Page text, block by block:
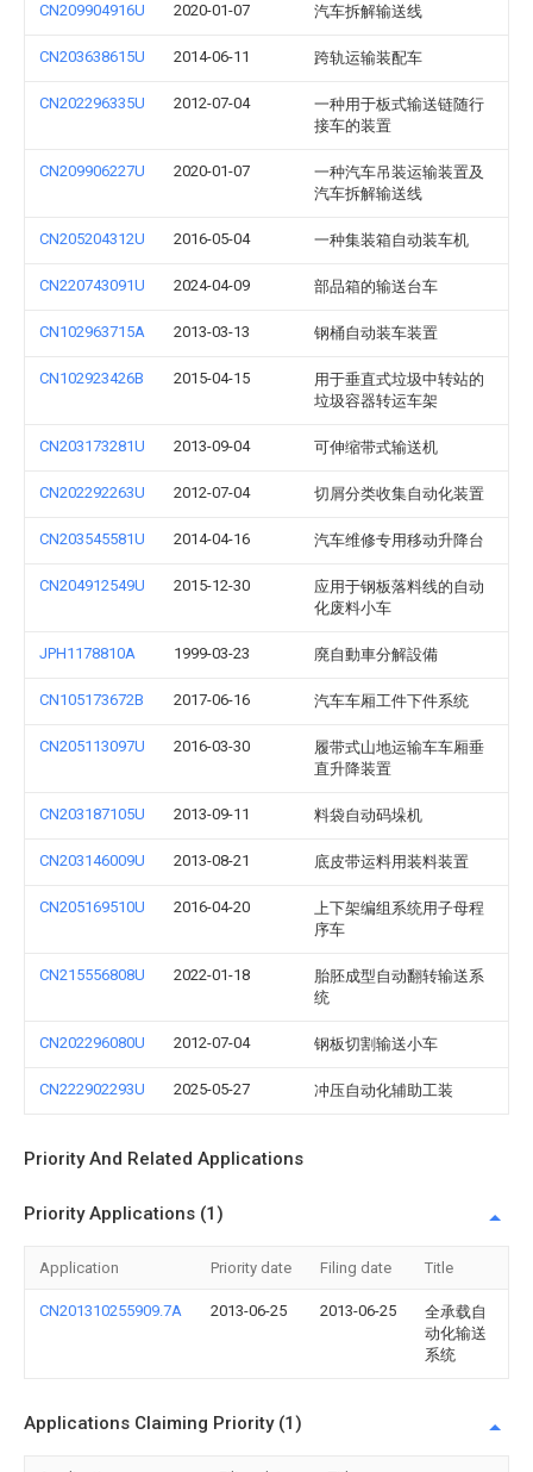
CN209904916U 2020-01-07 汽车拆解输送线
CN203638615U 2014-06-11 跨轨运输装配车
CN202296335U 2012-07-04
一种用于板式输送链随行
接车的装置
CN209906227U 2020-01-07
一种汽车吊装运输装置及
汽车拆解输送线
CN205204312U 2016-05-04 一种集装箱自动装车机
CN220743091U 2024-04-09 部品箱的输送台车
CN102963715A 2013-03-13 钢桶自动装车装置
CN102923426B 2015-04-15
用于垂直式垃圾中转站的
垃圾容器转运车架
CN203173281U 2013-09-04 可伸缩带式输送机
CN202292263U 2012-07-04 切屑分类收集自动化装置
CN203545581U 2014-04-16 汽车维修专用移动升降台
CN204912549U 2015-12-30
应用于钢板落料线的自动
化废料小车
JPH1178810A 1999-03-23 廃自動車分解設備
CN105173672B 2017-06-16 汽车车厢工件下件系统
CN205113097U 2016-03-30
履带式山地运输车车厢垂
直升降装置
CN203187105U 2013-09-11 料袋自动码垛机
CN203146009U 2013-08-21 底皮带运料用装料装置
CN205169510U 2016-04-20
上下架编组系统用子母程
序车
CN215556808U 2022-01-18
胎胚成型自动翻转输送系
统
CN202296080U 2012-07-04 钢板切割输送小车
CN222902293U 2025-05-27 冲压自动化辅助工装
Priority And Related Applications
Priority Applications (1)
Application Priority date Filing date Title
CN201310255909.7A 2013-06-25 2013-06-25
全承载自
动化输送
系统
Applications Claiming Priority (1)